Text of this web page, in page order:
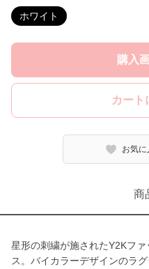
ホワイト
購入
カート
お気
商
星形の刺繍が施されたY2Kフ
ス。バイカラーデザインのラ